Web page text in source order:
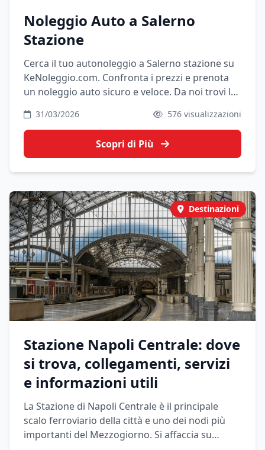
Noleggio Auto a Salerno
Stazione
Cerca il tuo autonoleggio a Salerno stazione su
KeNoleggio.com. Confronta i prezzi e prenota
un noleggio auto sicuro e veloce. Da noi trovi le
31/03/2026 576 visualizzazioni
Scopri di Più
Destinazioni
Stazione Napoli Centrale: dove
si trova, collegamenti, servizi
e informazioni utili
La Stazione di Napoli Centrale è il principale
scalo ferroviario della città e uno dei nodi più
importanti del Mezzogiorno. Si affaccia su